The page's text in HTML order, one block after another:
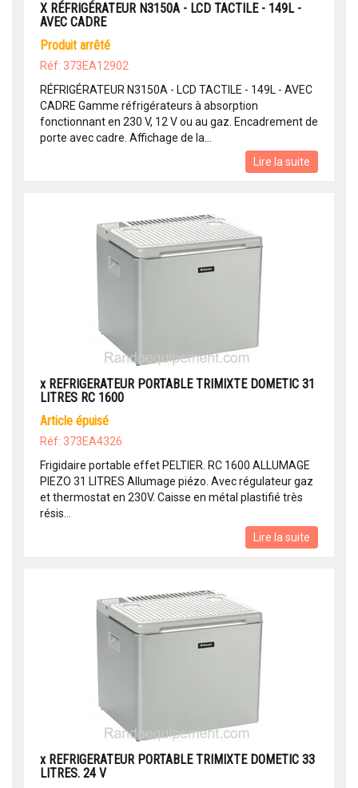
X RÉFRIGÉRATEUR N3150A - LCD TACTILE - 149L -
AVEC CADRE
produit arrêté
Réf: 373EA12902
RÉFRIGÉRATEUR N3150A - LCD TACTILE - 149L - AVEC
CADRE Gamme réfrigérateurs à absorption
fonctionnant en 230 V, 12 V ou au gaz. Encadrement de
porte avec cadre. Affichage de la...
Lire la suite
x REFRIGERATEUR PORTABLE TRIMIXTE DOMETIC 31
LITRES RC 1600
article épuisé
Réf: 373EA4326
Frigidaire portable effet PELTIER. RC 1600 ALLUMAGE
PIEZO 31 LITRES Allumage piézo. Avec régulateur gaz
et thermostat en 230V. Caisse en métal plastifié très
résis...
Lire la suite
x REFRIGERATEUR PORTABLE TRIMIXTE DOMETIC 33
LITRES. 24 V